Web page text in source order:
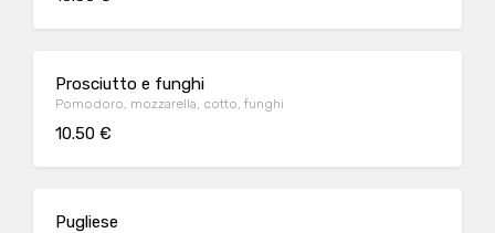
Prosciutto e funghi
Pomodoro, mozzarella, cotto, funghi
10.50 €
Pugliese